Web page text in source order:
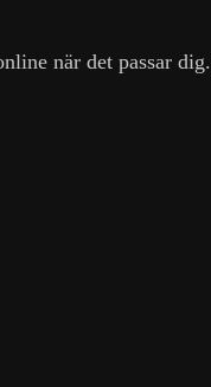
när det passar dig.